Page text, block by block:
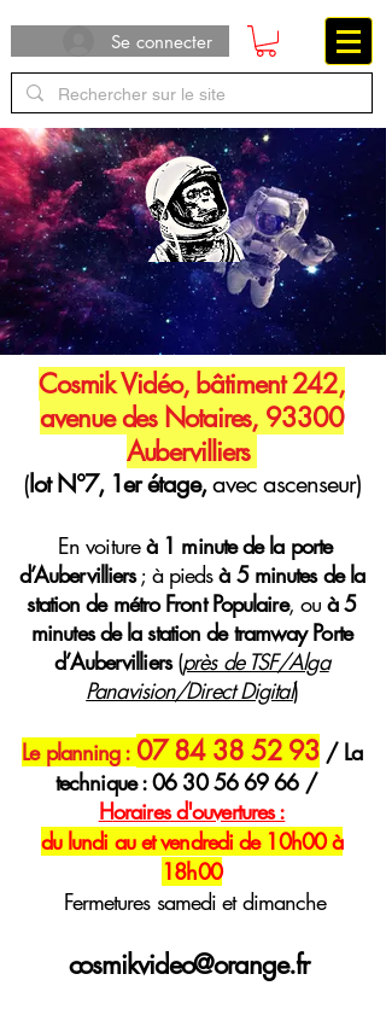
Se connecter
Cosmik Vidéo, bâtiment 242,
avenue des Notaires, 93300
Aubervilliers
(lot N°7, 1er étage,avec ascenseur)
En voitureà 1 minute de la porte
d’Aubervilliers; à piedsà 5 minutes de la
station de métro Front Populaire, ouà 5
minutes de la station de tramway Porte
d’Aubervilliers(près de TSF/Alga
Panavision/Direct Digital)
Le planning : 07 84 38 52 93 / La
technique :06 30 56 69 66/
Horairesd'ouvertures :
du lundi au et vendredi de 10h00 à
18h00
Fermetures samedi et dimanche
cosmikvideo@orange.fr